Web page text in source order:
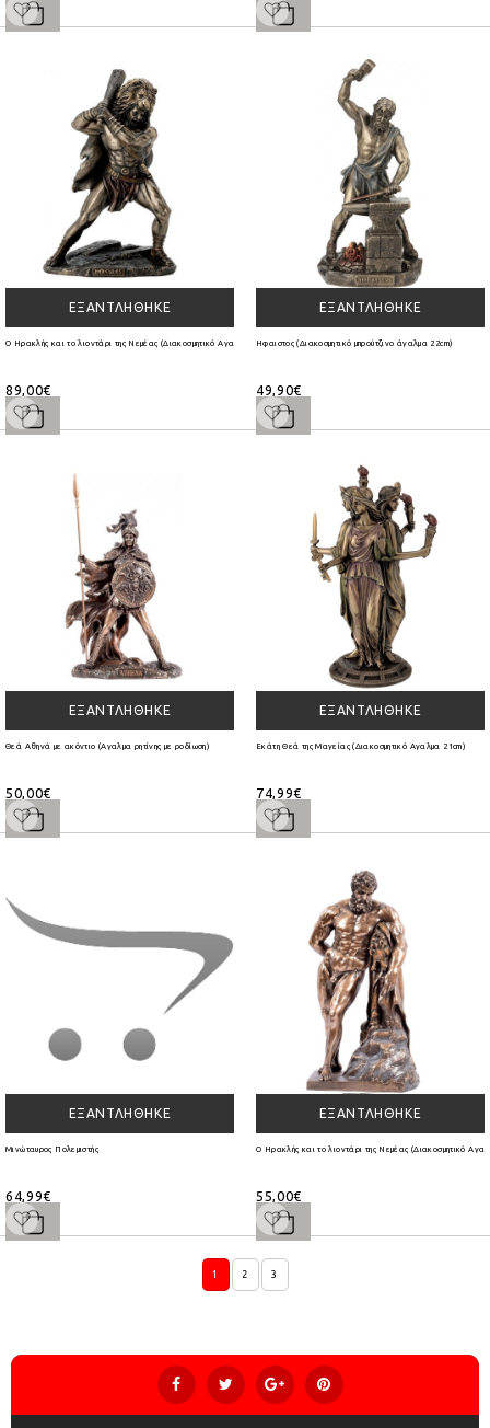
ΕΞΑΝΤΛΉΘΗΚΕ
Ο Ηρακλής και το λιοντάρι της Νεμέας (Διακοσμητικό Αγαλμα 25.5cm)
89,00€
ΕΞΑΝΤΛΉΘΗΚΕ
Ηφαιστος (Διακοσμητικό μπρούτζινο άγαλμα 22cm)
49,90€
ΕΞΑΝΤΛΉΘΗΚΕ
Θεά Αθηνά με ακόντιο (Αγαλμα ρητίνης με ροδίωση)
50,00€
ΕΞΑΝΤΛΉΘΗΚΕ
Εκάτη Θεά της Μαγείας (Διακοσμητικό Αγαλμα 21cm)
74,99€
ΕΞΑΝΤΛΉΘΗΚΕ
Μινώταυρος Πολεμιστής
64,99€
ΕΞΑΝΤΛΉΘΗΚΕ
Ο Ηρακλής και το λιοντάρι της Νεμέας (Διακοσμητικό
55,00€
1 2 3